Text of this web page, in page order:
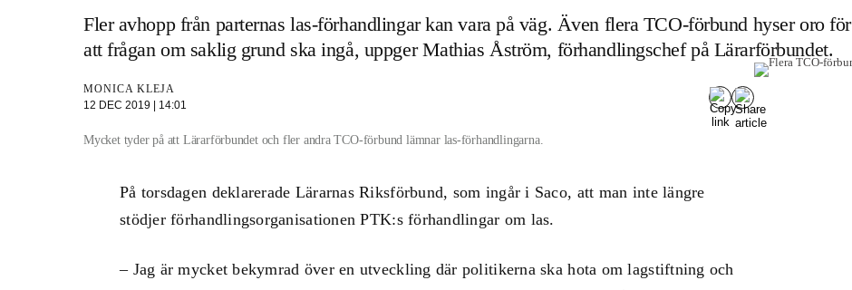
Fler avhopp från parternas las-förhandlingar kan vara på väg. Även flera TCO-förbund hyser oro för
att frågan om saklig grund ska ingå, uppger Mathias Åström, förhandlingschef på Lärarförbundet.
MONICA KLEJA
12 DEC 2019 | 14:01
Mycket tyder på att Lärarförbundet och fler andra TCO-förbund lämnar las-förhandlingarna.
På torsdagen deklarerade Lärarnas Riksförbund, som ingår i Saco, att man inte längre
stödjer förhandlingsorganisationen PTK:s förhandlingar om las.
– Jag är mycket bekymrad över en utveckling där politikerna ska hota om lagstiftning och